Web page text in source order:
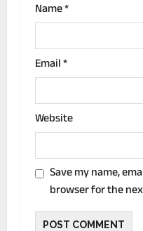
Name*
Email*
Website
Save my name,
browser for the